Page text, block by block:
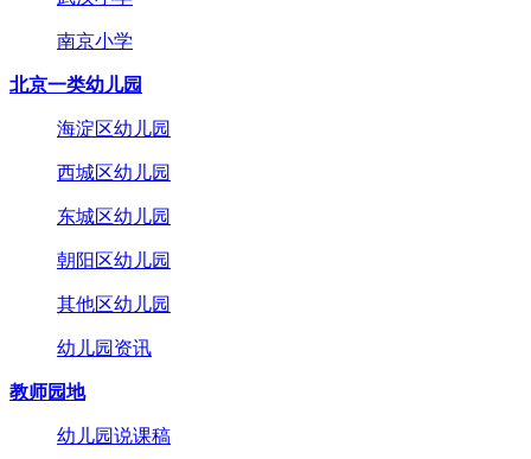
南京小学
北京一类幼儿园
海淀区幼儿园
西城区幼儿园
东城区幼儿园
朝阳区幼儿园
其他区幼儿园
幼儿园资讯
教师园地
幼儿园说课稿